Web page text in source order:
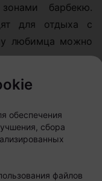
барбекю.
для отдыха с
любимца можно
— большое
спортивные
пляж. Любители
лодку,
и отправиться
обеспечения
сбора
файлов